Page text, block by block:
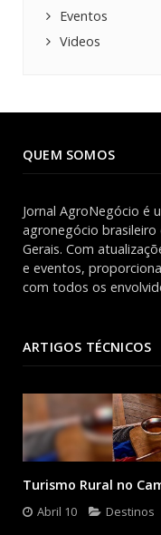
Eventos
Videos
QUEM SOMOS
Jornal AgroNegócio é
agronegócio brasileiro
Gerais. Com
e eventos,
com todos os
ARTIGOS TÉCNICOS
Turismo Rural no
Abril 10 Destinos